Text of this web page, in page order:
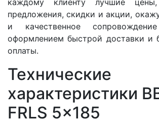
каждому клиенту лучшие цены,
предложения, скидки и акции,
и качественное
оформлением быстрой доставки и
оплаты.
Технические
характеристики
FRLS 5x185